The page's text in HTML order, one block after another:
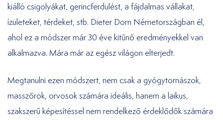
kiálló csigolyákat, gerincferdülést, a fájdalmas vállakat,
ízületeket, térdeket, stb. Dieter Dorn Németországban él,
ahol ez a módszer már 30 éve kitűnő eredményekkel van
alkalmazva. Mára már az egész világon elterjedt.
Megtanulni ezen módszert, nem csak a gyógytornászok,
masszőrök, orvosok számára ideális, hanem a laikus,
szakszerű képesítéssel nem rendelkező érdeklődők számára